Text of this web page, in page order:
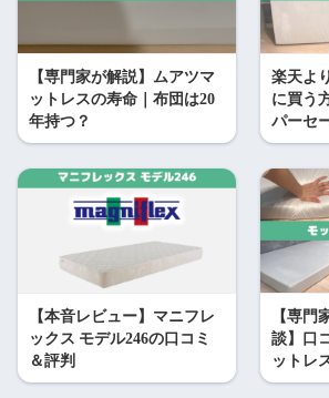
【専門家が解説】ムアツマ
ットレスの寿命｜布団は20
年持つ？
楽天よ
に買う
パーセ
【本音レビュー】マニフレ
ックス モデル246の口コミ
＆評判
【専門
談】口
ットレ